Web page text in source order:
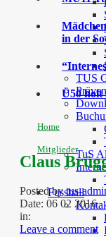
TUS
TuS
Fussball
in der
Ü50 holt
Home
Mitglieder
Claus
Posted bytus-
Date: 06 02 2016
in:
Leave a comment